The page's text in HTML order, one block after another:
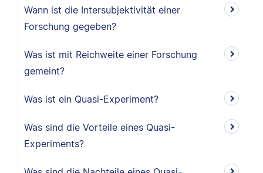
Wann ist die Intersubjektivität einer
Forschung gegeben?
Was ist mit Reichweite einer Forschung
gemeint?
Was ist ein Quasi-Experiment?
Was sind die Vorteile eines Quasi-
Experiments?